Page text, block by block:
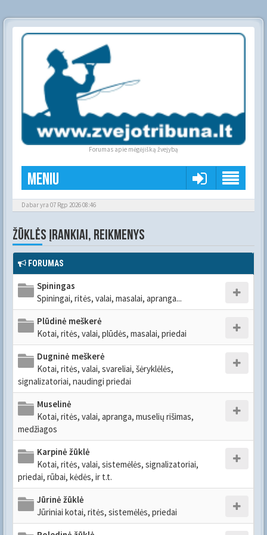
Forumas apie mėgėjišką žvejybą
Meniu
Dabar yra 07 Rgp 2026 08:46
ŽŪKLĖS ĮRANKIAI, REIKMENYS
FORUMAS
Spiningas
Spiningai, ritės, valai, masalai, apranga...
Plūdinė meškerė
Kotai, ritės, valai, plūdės, masalai, priedai
Dugninė meškerė
Kotai, ritės, valai, svareliai, šėryklėlės,
signalizatoriai, naudingi priedai
Muselinė
Kotai, ritės, valai, apranga, muselių rišimas,
medžiagos
Karpinė žūklė
Kotai, ritės, valai, sistemėlės, signalizatoriai,
priedai, rūbai, kėdės, ir t.t.
Jūrinė žūklė
Jūriniai kotai, ritės, sistemėlės, priedai